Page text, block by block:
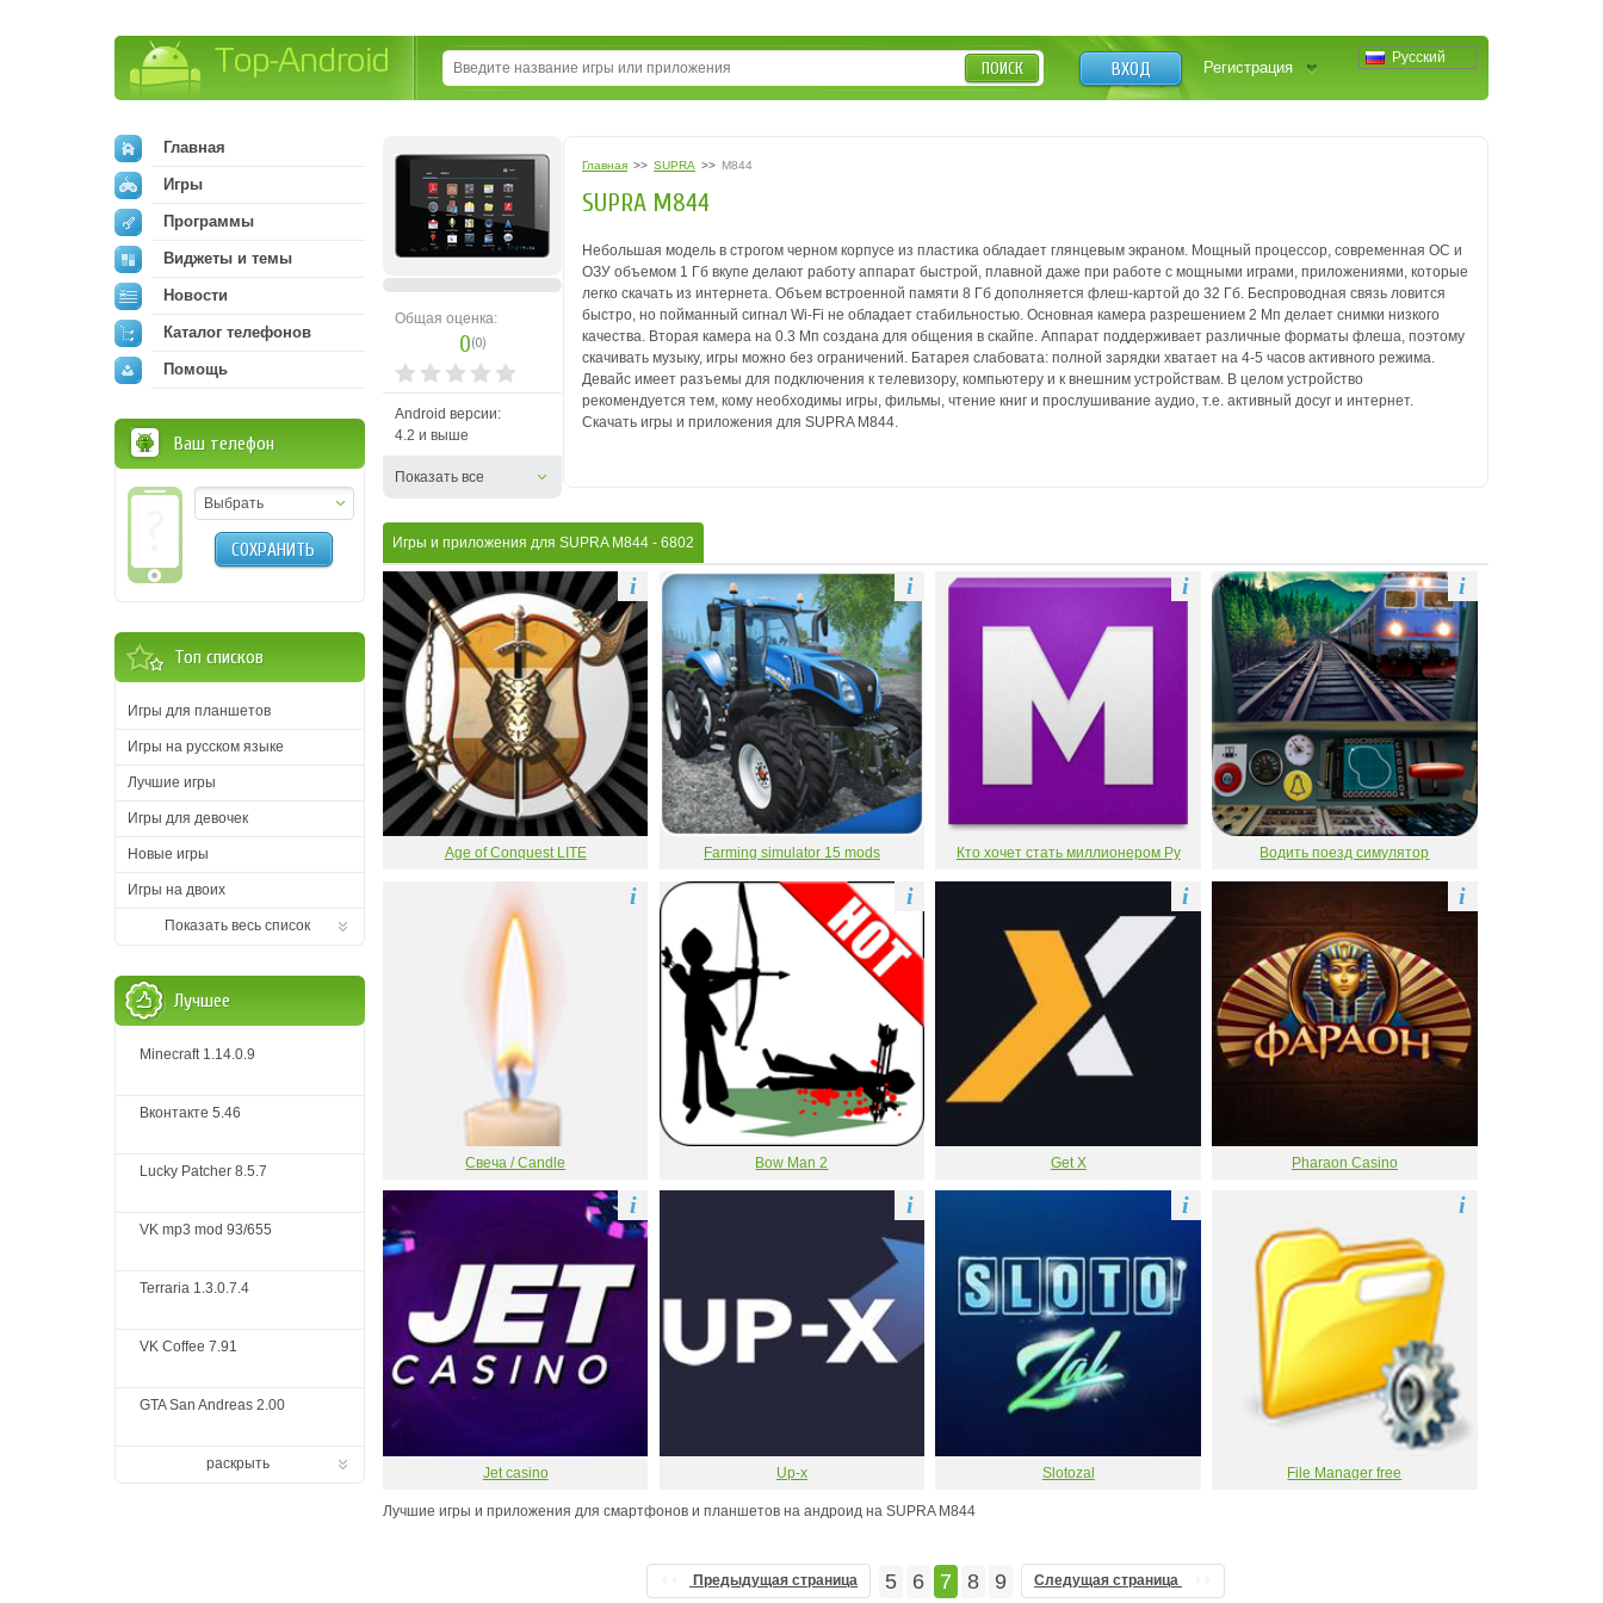
Русский
ВХОД Регистрация
ПОИСК
Общая оценка:
0(0)
Android версии:
4.2 и выше
Показать все
Главная >> SUPRA >> M844
SUPRA M844
Небольшая модель в строгом черном корпусе из пластика обладает глянцевым экраном. Мощный процессор, современная ОС и
ОЗУ объемом 1 Гб вкупе делают работу аппарат быстрой, плавной даже при работе с мощными играми, приложениями, которые
легко скачать из интернета. Объем встроенной памяти 8 Гб дополняется флеш-картой до 32 Гб. Беспроводная связь ловится
быстро, но пойманный сигнал Wi-Fi не обладает стабильностью. Основная камера разрешением 2 Мп делает снимки низкого
качества. Вторая камера на 0.3 Мп создана для общения в скайпе. Аппарат поддерживает различные форматы флеша, поэтому
скачивать музыку, игры можно без ограничений. Батарея слабовата: полной зарядки хватает на 4-5 часов активного режима.
Девайс имеет разъемы для подключения к телевизору, компьютеру и к внешним устройствам. В целом устройство
рекомендуется тем, кому необходимы игры, фильмы, чтение книг и прослушивание аудио, т.е. активный досуг и интернет.
Скачать игры и приложения для SUPRA M844.
Игры и приложения для SUPRA M844 - 6802
Age of Conquest LITE
i
Farming simulator 15 mods
i
Кто хочет стать миллионером Ру
i
Водить поезд симулятор
i
Свеча / Candle
i
Bow Man 2
i
Get X
i
Pharaon Casino
i
Jet casino
i
Up-x
i
Slotozal
i
File Manager free
i
Лучшие игры и приложения для смартфонов и планшетов на андроид на SUPRA M844
Предыдущая страница 5 6 7 8 9 Следущая страница
Главная
Игры
Программы
Виджеты и темы
Новости
Каталог телефонов
Помощь
Ваш телефон
Выбрать
СОХРАНИТЬ
Топ списков
Игры для планшетов
Игры на русском языке
Лучшие игры
Игры для девочек
Новые игры
Игры на двоих
Показать весь список
Лучшее
Minecraft 1.14.0.9
Вконтакте 5.46
Lucky Patcher 8.5.7
VK mp3 mod 93/655
Terraria 1.3.0.7.4
VK Coffee 7.91
GTA San Andreas 2.00
раскрыть